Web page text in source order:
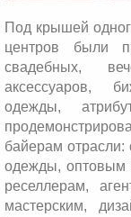
Под крышей
центров были
свадебных,
аксессуаров,
одежды,
байерам
одежды, оптовым
реселлерам,
мастерским,